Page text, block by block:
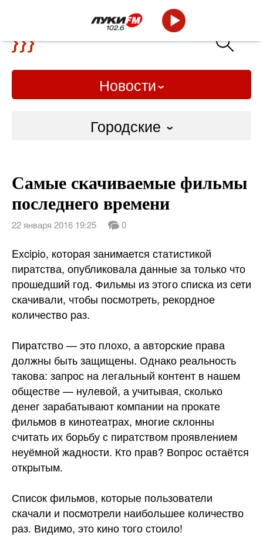
Новости
Городские
Слово Дело
Народные
Самые скачиваемые фильмы
последнего времени
22 января 2016 19:25 0
Excipio, которая занимается статистикой
пиратства, опубликовала данные за только что
прошедший год. Фильмы из этого списка из сети
скачивали, чтобы посмотреть, рекордное
количество раз.
Пиратство — это плохо, а авторские права
должны быть защищены. Однако реальность
такова: запрос на легальный контент в нашем
обществе — нулевой, а учитывая, сколько
денег зарабатывают компании на прокате
фильмов в кинотеатрах, многие склонны
считать их борьбу с пиратством проявлением
неуёмной жадности. Кто прав? Вопрос остаётся
открытым.
Список фильмов, которые пользователи
скачали и посмотрели наибольшее количество
раз. Видимо, это кино того стоило!